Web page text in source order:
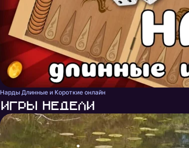
Нарды Длинные и Короткие онлайн
Игры недели